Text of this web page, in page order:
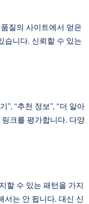
질의 사이트에서 얻은
습니다. 신뢰할 수 있는
“추천 정보”, “더 알아
크를 평가합니다. 다양
할 수 있는 패턴을 가지
서는 안 됩니다. 대신 신